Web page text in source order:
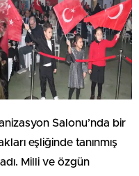
Salonu’nda bir
eşliğinde tanınmış
Milli ve özgün